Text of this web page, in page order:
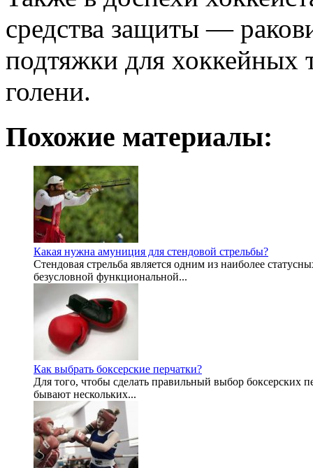
средства защиты —
подтяжки для хоккейных
голени.
Похожие материалы:
Какая нужна амуниция для стендовой стрельбы?
Стендовая стрельба является одним из наиболее
безусловной функциональной...
Как выбрать боксерские перчатки?
Для того, чтобы сделать правильный выбор боксерских
бывают нескольких...